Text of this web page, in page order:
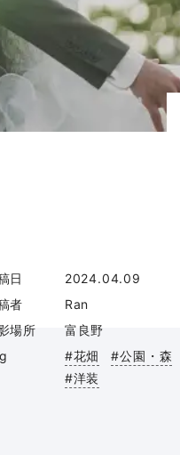
日
2024.04.09
者
Ran
場所
富良野
#花畑 #公園・森
#洋装